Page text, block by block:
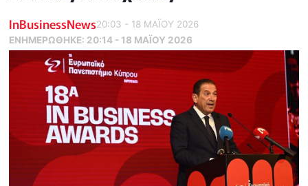
InBusinessNews20:03 - 18 ΜΑΪ́ΟΥ 2026
ΕΝΗΜΕΡΏΘΗΚΕ: 20:14 - 18 ΜΑΪ́ΟΥ 2026